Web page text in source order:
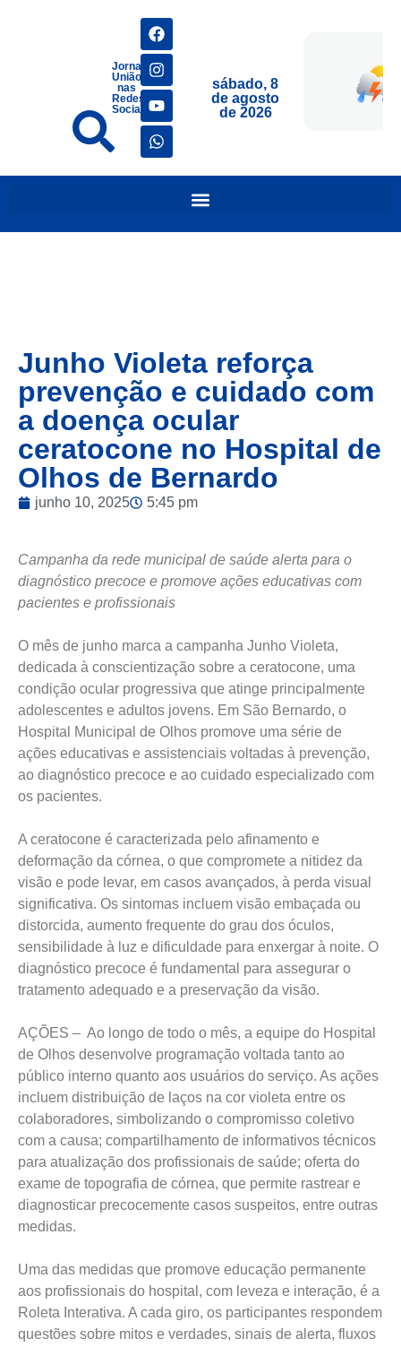
Jornais
União
nas
Redes
Sociais
sábado, 8
de agosto
de 2026
Junho Violeta reforça
prevenção e cuidado com
a doença ocular
ceratocone no Hospital de
Olhos de Bernardo
junho 10, 2025 5:45 pm
Campanha da rede municipal de saúde alerta para o
diagnóstico precoce e promove ações educativas com
pacientes e profissionais
O mês de junho marca a campanha Junho Violeta,
dedicada à conscientização sobre a ceratocone, uma
condição ocular progressiva que atinge principalmente
adolescentes e adultos jovens. Em São Bernardo, o
Hospital Municipal de Olhos promove uma série de
ações educativas e assistenciais voltadas à prevenção,
ao diagnóstico precoce e ao cuidado especializado com
os pacientes.
A ceratocone é caracterizada pelo afinamento e
deformação da córnea, o que compromete a nitidez da
visão e pode levar, em casos avançados, à perda visual
significativa. Os sintomas incluem visão embaçada ou
distorcida, aumento frequente do grau dos óculos,
sensibilidade à luz e dificuldade para enxergar à noite. O
diagnóstico precoce é fundamental para assegurar o
tratamento adequado e a preservação da visão.
AÇÕES – Ao longo de todo o mês, a equipe do Hospital
de Olhos desenvolve programação voltada tanto ao
público interno quanto aos usuários do serviço. As ações
incluem distribuição de laços na cor violeta entre os
colaboradores, simbolizando o compromisso coletivo
com a causa; compartilhamento de informativos técnicos
para atualização dos profissionais de saúde; oferta do
exame de topografia de córnea, que permite rastrear e
diagnosticar precocemente casos suspeitos, entre outras
medidas.
Uma das medidas que promove educação permanente
aos profissionais do hospital, com leveza e interação, é a
Roleta Interativa. A cada giro, os participantes respondem
questões sobre mitos e verdades, sinais de alerta, fluxos